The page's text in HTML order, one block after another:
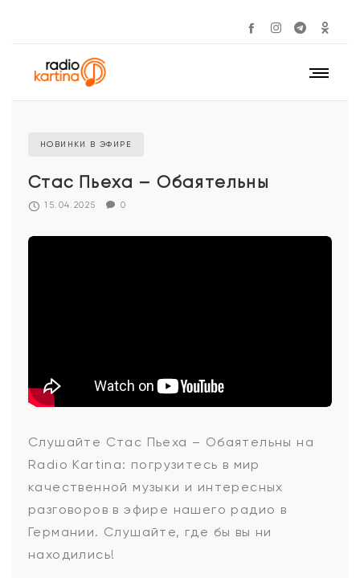
НОВИНКИ В ЭФИРЕ
Стас Пьеха – Обаятельны
15.04.2025 0
Стас
Пьеха
-
Слушайте Стас Пьеха – Обаятельны на
Radio Kartina: погрузитесь в мир
качественной музыки и интересных
разговоров в эфире нашего радио в
Германии. Слушайте, где бы вы ни
находились!